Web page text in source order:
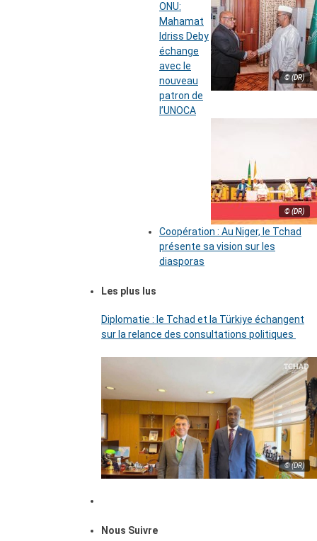
© (DR)
ONU:
Mahamat
Idriss Deby
échange
avec le
nouveau
patron de
l’UNOCA
© (DR)
Coopération : Au Niger, le Tchad
présente sa vision sur les
diasporas
Les plus lus
Diplomatie : le Tchad et la Türkiye échangent
sur la relance des consultations politiques
© (DR)
Nous Suivre